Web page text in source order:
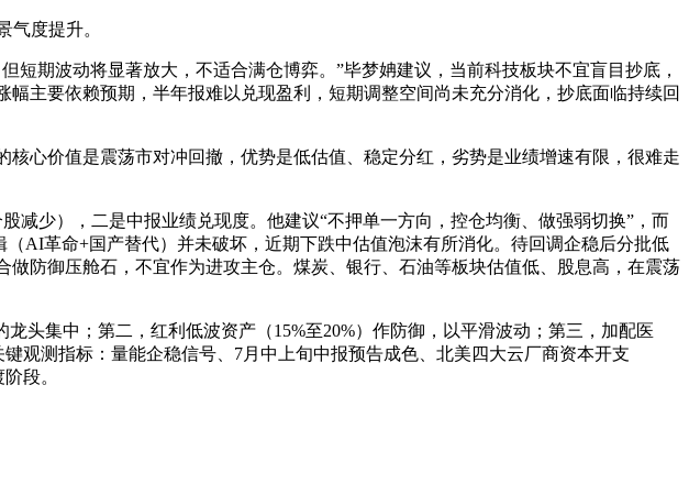
度提升。
期波动将显著放大，不适合满仓博弈。”毕梦姌建议，当前科技板块不宜盲目抄底，
主要依赖预期，半年报难以兑现盈利，短期调整空间尚未充分消化，抄底面临持续回
心价值是震荡市对冲回撤，优势是低估值、稳定分红，劣势是业绩增速有限，很难走
减少），二是中报业绩兑现度。他建议“不押单一方向，控仓均衡、做强弱切换”，而
AI革命+国产替代）并未破坏，近期下跌中估值泡沫有所消化。待回调企稳后分批低
防御压舱石，不宜作为进攻主仓。煤炭、银行、石油等板块估值低、股息高，在震荡
头集中；第二，红利低波资产（15%至20%）作防御，以平滑波动；第三，加配医
观测指标：量能企稳信号、7月中上旬中报预告成色、北美四大云厂商资本开支
段。